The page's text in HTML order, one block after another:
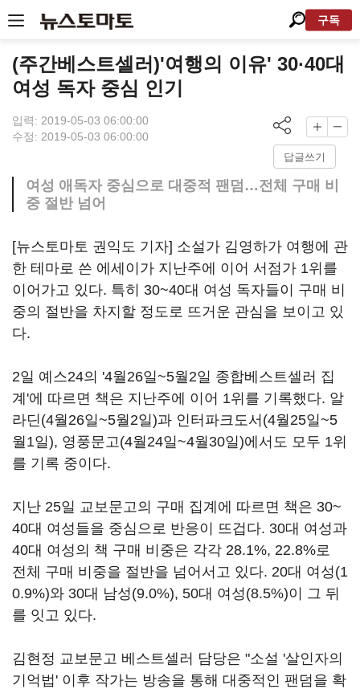
구독
(주간베스트셀러)'여행의 이유' 30·40대
여성 독자 중심 인기
입력: 2019-05-03 06:00:00
수정: 2019-05-03 06:00:00
답글쓰기
여성 애독자 중심으로 대중적 팬덤…전체 구매 비
중 절반 넘어
[뉴스토마토 권익도 기자] 소설가 김영하가 여행에 관
한 테마로 쓴 에세이가 지난주에 이어 서점가 1위를
이어가고 있다. 특히 30~40대 여성 독자들이 구매 비
중의 절반을 차지할 정도로 뜨거운 관심을 보이고 있
다.
2일 예스24의 '4월26일~5월2일 종합베스트셀러 집
계'에 따르면 책은 지난주에 이어 1위를 기록했다. 알
라딘(4월26일~5월2일)과 인터파크도서(4월25일~5
월1일), 영풍문고(4월24일~4월30일)에서도 모두 1위
를 기록 중이다.
지난 25일 교보문고의 구매 집계에 따르면 책은 30~
40대 여성들을 중심으로 반응이 뜨겁다. 30대 여성과
40대 여성의 책 구매 비중은 각각 28.1%, 22.8%로
전체 구매 비중을 절반을 넘어서고 있다. 20대 여성(1
0.9%)와 30대 남성(9.0%), 50대 여성(8.5%)이 그 뒤
를 잇고 있다.
김현정 교보문고 베스트셀러 담당은 "소설 '살인자의
기억법' 이후 작가는 방송을 통해 대중적인 팬덤을 확